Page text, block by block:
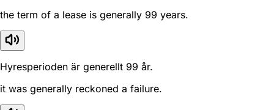
the term of a lease is generally 99 years.
Hyresperioden är generellt 99 år.
it was generally reckoned a failure.